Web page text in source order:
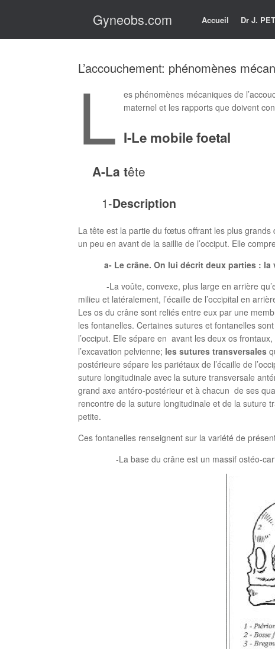
Gyneobs.com Accueil Dr J.
L’accouchement: phénomènes
L
es phénomènes mécaniques de
maternel et les rapports que doivent
I-Le mobile foetal
A-La tête
1-Description
La tête est la partie du fœtus offrant les plus
un peu en avant de la saillie de l’occiput. Elle
a- Le crâne. On lui décrit deux parties : la
-La voûte, convexe, plus large en arrière qu’en
milieu et latéralement, l’écaille de l’occipital en
Les os du crâne sont reliés entre eux par une
les fontanelles. Certaines sutures et fontanelles
l’occiput. Elle sépare en avant les deux os
l’excavation pelvienne; les sutures transversales
postérieure sépare les pariétaux de l’écaille de
suture longitudinale avec la suture transversale
grand axe antéro-postérieur et à chacun de ses
rencontre de la suture longitudinale et de la suture
petite.
Ces fontanelles renseignent sur la variété de
-La base du crâne est un massif ostéo-